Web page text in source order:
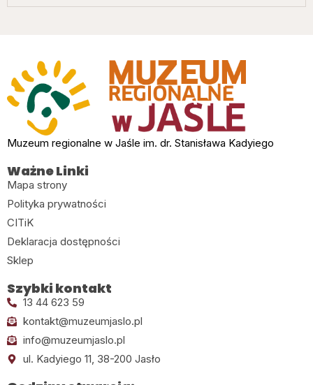
Muzeum regionalne w Jaśle im. dr. Stanisława Kadyiego
Ważne Linki
Mapa strony
Polityka prywatności
CITiK
Deklaracja dostępności
Sklep
Szybki kontakt
13 44 623 59
kontakt@muzeumjaslo.pl
info@muzeumjaslo.pl
ul. Kadyiego 11, 38-200 Jasło